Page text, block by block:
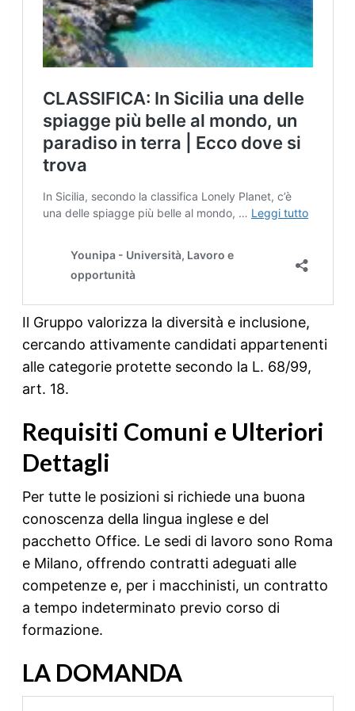
Il Gruppo valorizza la diversità e inclusione,
cercando attivamente candidati appartenenti
alle categorie protette secondo la L. 68/99,
art. 18.
Requisiti Comuni e Ulteriori
Dettagli
Per tutte le posizioni si richiede una buona
conoscenza della lingua inglese e del
pacchetto Office. Le sedi di lavoro sono Roma
e Milano, offrendo contratti adeguati alle
competenze e, per i macchinisti, un contratto
a tempo indeterminato previo corso di
formazione.
LA DOMANDA